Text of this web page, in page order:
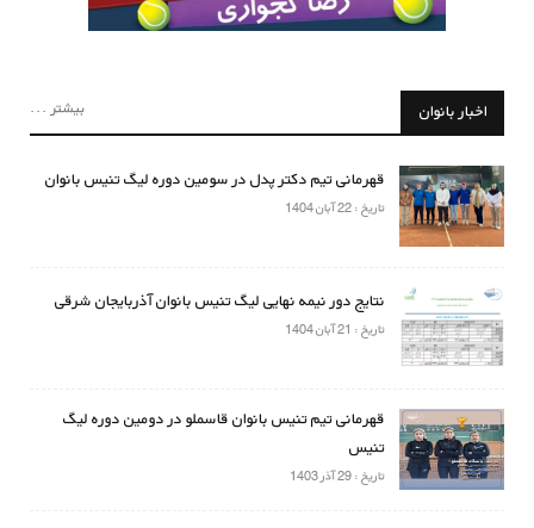
اخبار بانوان بیشتر ...
قهرمانی تیم دکتر پدل در سومین دوره لیگ تنیس بانوان
تاریخ : 22 آبان 1404
نتایج دور نیمه نهایی لیگ تنیس بانوان آذربایجان شرقی
تاریخ : 21 آبان 1404
قهرمانی تیم تنیس بانوان قاسملو در دومین دوره لیگ
تنیس
تاریخ : 29 آذر 1403